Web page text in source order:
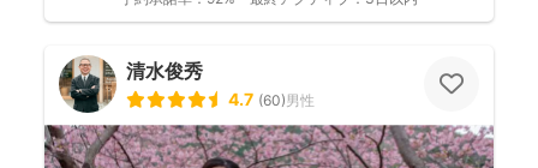
清水俊秀
4.7 (60)男性